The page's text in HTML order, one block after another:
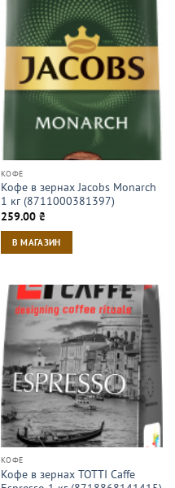
КОФЕ
Кофе в зернах Jacobs Monarch
1 кг (8711000381397)
259.00 ₴
В МАГАЗИН
КОФЕ
Кофе в зернах TOTTI Caffe